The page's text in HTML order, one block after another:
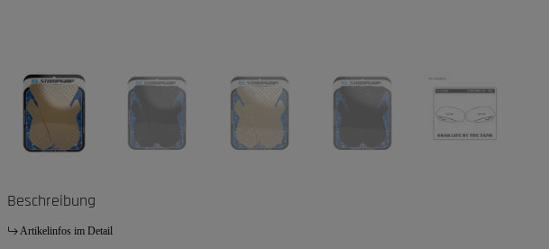
Beschreibung
Artikelinfos im Detail